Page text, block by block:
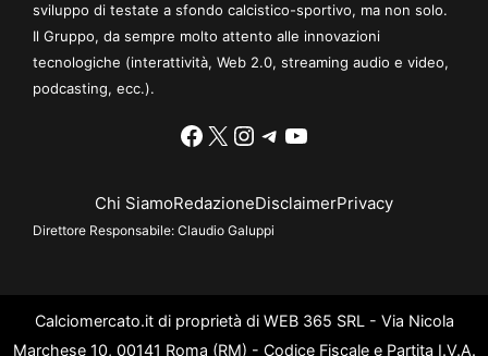
sviluppo di testate a sfondo calcistico-sportivo, ma non solo.
Il Gruppo, da sempre molto attento alle innovazioni
tecnologiche (interattività, Web 2.0, streaming audio e video,
podcasting, ecc.).
Facebook
X Instagram
Telegram
YouTube
Chi SiamoRedazioneDisclaimerPrivacy
Direttore Responsabile: Claudio Galuppi
Calciomercato.it di proprietà di WEB 365 SRL - Via Nicola
Marchese 10, 00141 Roma (RM) - Codice Fiscale e Partita I.V.A.